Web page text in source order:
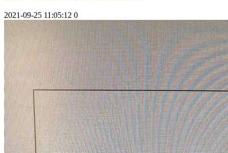
2021-09-25 11:05:12 0